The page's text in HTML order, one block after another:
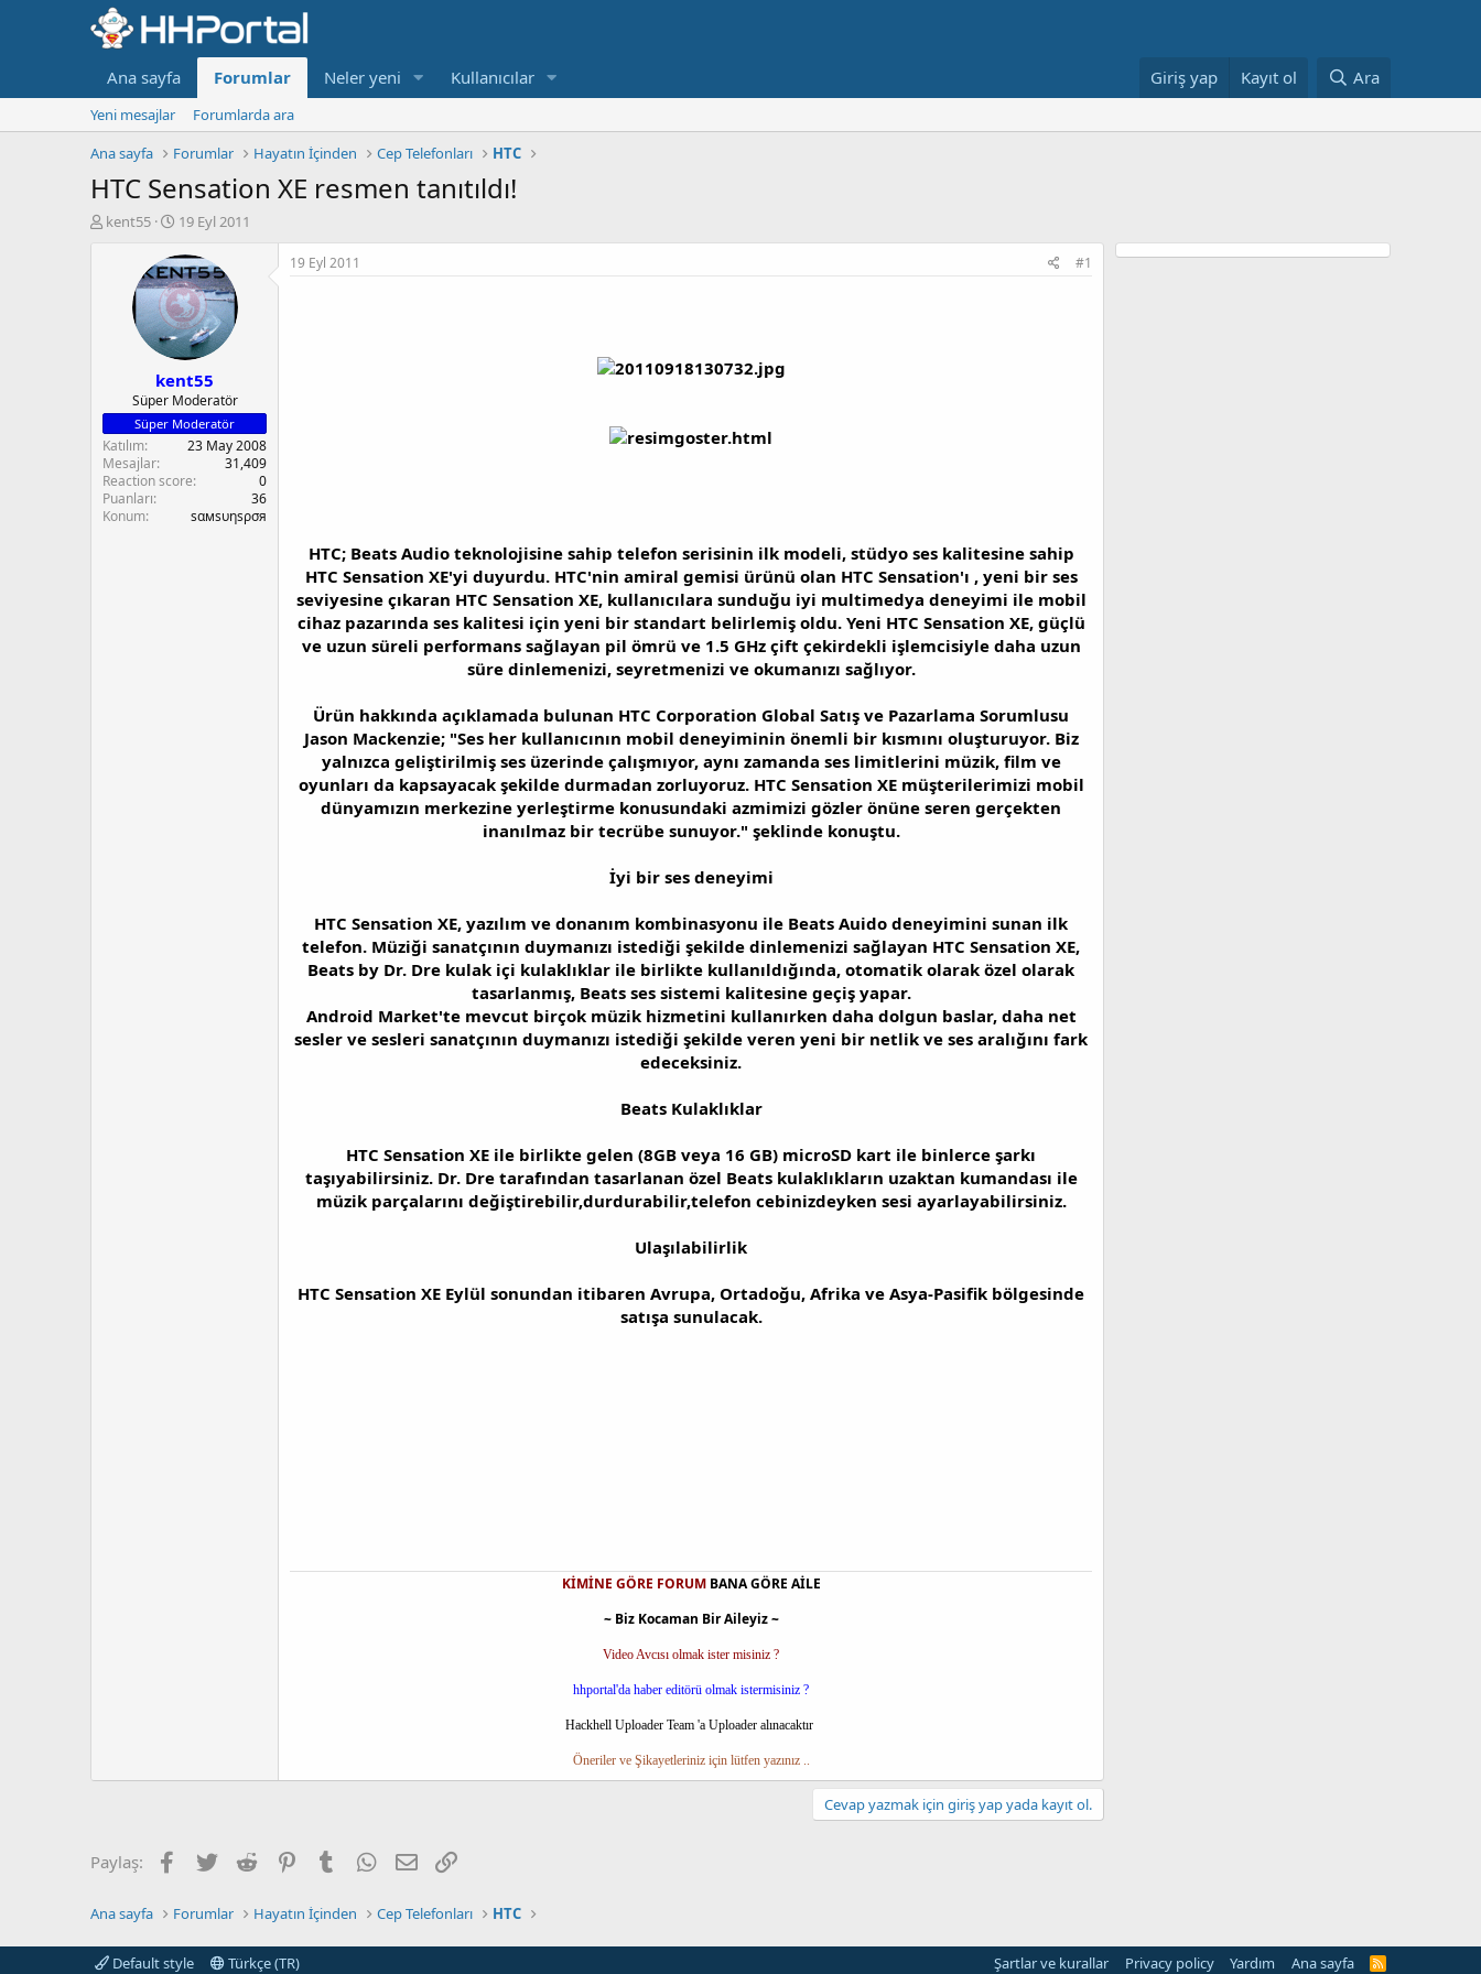
Ana sayfa Forumlar Neler yeni Kullanıcılar Giriş yap Kayıt ol Ara
Yeni mesajlar
Forumlarda ara
Ana sayfa
Forumlar Hayatın İçinden Cep Telefonları HTC
HTC Sensation XE resmen tanıtıldı!
K
l
a
t
a
n
kent55
B
ş
l
a
n
g
ı
ç
t
a
r
h
19 Eyl 2011
kent55
Süper Moderatör
Süper Moderatör
Katılım
23 May 2008
Mesajlar
31,409
Reaction score
0
Puanları
36
Konum
ѕαмѕυηѕρσя
19 Eyl 2011 #1
HTC; Beats Audio teknolojisine sahip telefon serisinin ilk modeli, stüdyo ses kalitesine sahip
HTC Sensation XE'yi duyurdu. HTC'nin amiral gemisi ürünü olan HTC Sensation'ı , yeni bir ses
seviyesine çıkaran HTC Sensation XE, kullanıcılara sunduğu iyi multimedya deneyimi ile mobil
cihaz pazarında ses kalitesi için yeni bir standart belirlemiş oldu. Yeni HTC Sensation XE, güçlü
ve uzun süreli performans sağlayan pil ömrü ve 1.5 GHz çift çekirdekli işlemcisiyle daha uzun
süre dinlemenizi, seyretmenizi ve okumanızı sağlıyor.
Ürün hakkında açıklamada bulunan HTC Corporation Global Satış ve Pazarlama Sorumlusu
Jason Mackenzie; "Ses her kullanıcının mobil deneyiminin önemli bir kısmını oluşturuyor. Biz
yalnızca geliştirilmiş ses üzerinde çalışmıyor, aynı zamanda ses limitlerini müzik, film ve
oyunları da kapsayacak şekilde durmadan zorluyoruz. HTC Sensation XE müşterilerimizi mobil
dünyamızın merkezine yerleştirme konusundaki azmimizi gözler önüne seren gerçekten
inanılmaz bir tecrübe sunuyor." şeklinde konuştu.
İyi bir ses deneyimi
HTC Sensation XE, yazılım ve donanım kombinasyonu ile Beats Auido deneyimini sunan ilk
telefon. Müziği sanatçının duymanızı istediği şekilde dinlemenizi sağlayan HTC Sensation XE,
Beats by Dr. Dre kulak içi kulaklıklar ile birlikte kullanıldığında, otomatik olarak özel olarak
tasarlanmış, Beats ses sistemi kalitesine geçiş yapar.
Android Market'te mevcut birçok müzik hizmetini kullanırken daha dolgun baslar, daha net
sesler ve sesleri sanatçının duymanızı istediği şekilde veren yeni bir netlik ve ses aralığını fark
edeceksiniz.
Beats Kulaklıklar
HTC Sensation XE ile birlikte gelen (8GB veya 16 GB) microSD kart ile binlerce şarkı
taşıyabilirsiniz. Dr. Dre tarafından tasarlanan özel Beats kulaklıkların uzaktan kumandası ile
müzik parçalarını değiştirebilir,durdurabilir,telefon cebinizdeyken sesi ayarlayabilirsiniz.
Ulaşılabilirlik
HTC Sensation XE Eylül sonundan itibaren Avrupa, Ortadoğu, Afrika ve Asya-Pasifik bölgesinde
satışa sunulacak.
KİMİNE GÖRE FORUM BANA GÖRE AİLE
~ Biz Kocaman Bir Aileyiz ~
Video Avcısı olmak ister misiniz ?
hhportal'da haber editörü olmak istermisiniz ?
Hackhell Uploader Team 'a Uploader alınacaktır
Öneriler ve Şikayetleriniz için lütfen yazınız ..
Cevap yazmak için giriş yap yada kayıt ol.
Paylaş: Facebook
Twitter Reddit PinterestTumblr WhatsApp
E-posta
Ana sayfa Forumlar Hayatın İçinden Cep Telefonları HTC
Default style Türkçe (TR) Şartlar ve kurallar Privacy policy Yardım Ana sayfa
R